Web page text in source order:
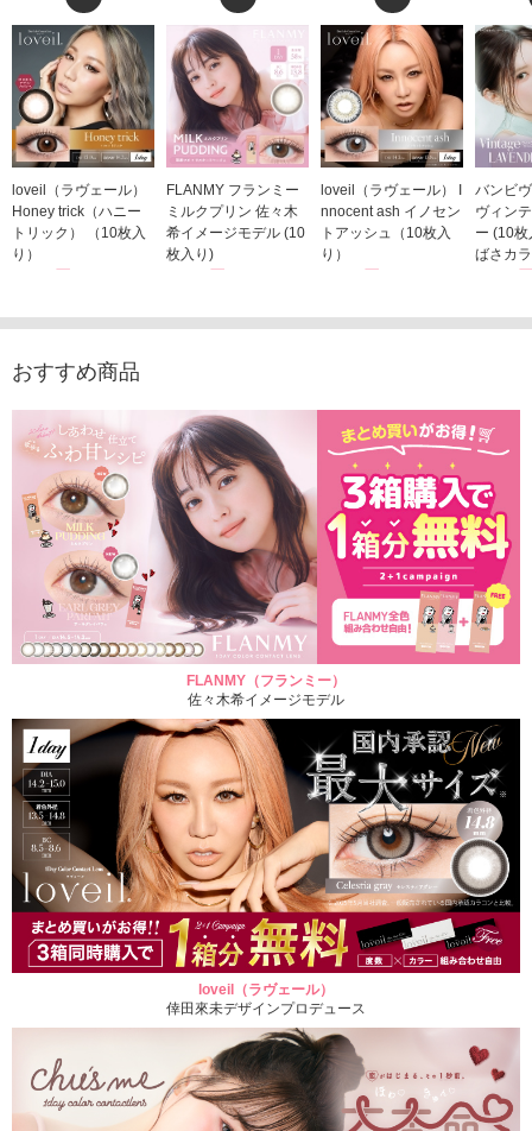
loveil（ラヴェール）
Honey trick（ハニー
トリック） （10枚入
り）
FLANMY フランミー
ミルクプリン 佐々木
希イメージモデル (10
枚入り)
loveil（ラヴェール） I
nnocent ash イノセン
トアッシュ（10枚入
り）
バンビ
ヴィン
ー (10
ばさカ
おすすめ商品
FLANMY（フランミー）
佐々木希イメージモデル
loveil（ラヴェール）
倖田來未デザインプロデュース